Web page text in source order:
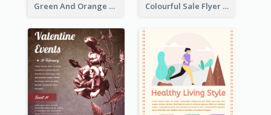
Green And Orange Flyer Of Opening Ceremony Colourful Sale Flyer Of Valentine Day With Photo